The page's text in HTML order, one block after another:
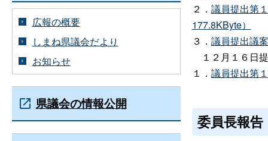
２． 議員提出第
177.8KByte）
３． 議員提出議
１２月１６日
１． 議員提出第
委員長報告
広報の概要
しまね県議会だより
お知らせ
県議会の情報公開